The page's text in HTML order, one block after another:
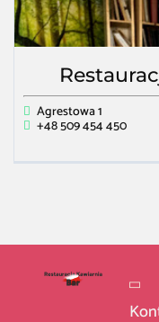
Agrestowa 1
+48 509 454 450